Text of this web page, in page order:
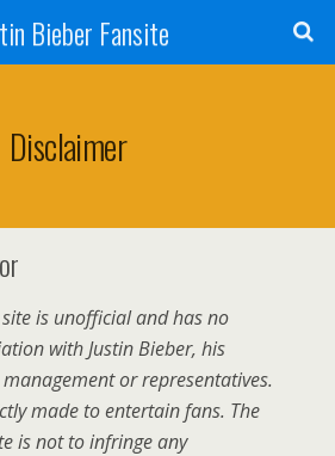
Bieber Fansite
Disclaimer
is unofficial and has no
with Justin Bieber, his
or representatives.
made to entertain fans. The
is not to infringe any